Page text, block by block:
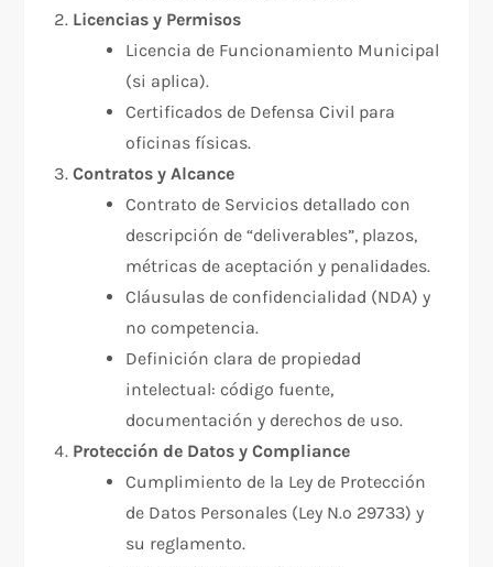
Licencias y Permisos
Licencia de Funcionamiento Municipal
(si aplica).
Certificados de Defensa Civil para
oficinas físicas.
Contratos y Alcance
Contrato de Servicios detallado con
descripción de “deliverables”, plazos,
métricas de aceptación y penalidades.
Cláusulas de confidencialidad (NDA) y
no competencia.
Definición clara de propiedad
intelectual: código fuente,
documentación y derechos de uso.
Protección de Datos y Compliance
Cumplimiento de la Ley de Protección
de Datos Personales (Ley N.º 29733) y
su reglamento.